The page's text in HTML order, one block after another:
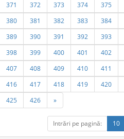
371
372 373 374 375
380
381 382 383 384
389
390 391 392 393
398
399 400 401 402
407
408 409 410 411
416
417 418 419 420
425
426 »
Intrări pe pagină: 10